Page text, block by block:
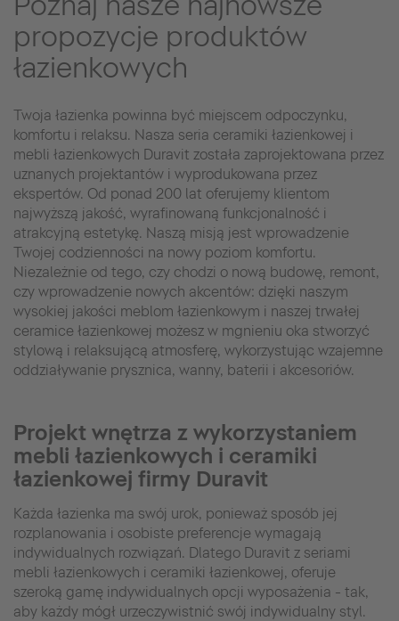
propozycje produktów
łazienkowych
Twoja łazienka powinna być miejscem odpoczynku,
komfortu i relaksu. Nasza seria ceramiki łazienkowej i
mebli łazienkowych Duravit została zaprojektowana przez
uznanych projektantów i wyprodukowana przez
ekspertów. Od ponad 200 lat oferujemy klientom
najwyższą jakość, wyrafinowaną funkcjonalność i
atrakcyjną estetykę. Naszą misją jest wprowadzenie
Twojej codzienności na nowy poziom komfortu.
Niezależnie od tego, czy chodzi o nową budowę, remont,
czy wprowadzenie nowych akcentów: dzięki naszym
wysokiej jakości meblom łazienkowym i naszej trwałej
ceramice łazienkowej możesz w mgnieniu oka stworzyć
stylową i relaksującą atmosferę, wykorzystując wzajemne
oddziaływanie prysznica, wanny, baterii i akcesoriów.
Projekt wnętrza z wykorzystaniem
mebli łazienkowych i ceramiki
łazienkowej firmy Duravit
Każda łazienka ma swój urok, ponieważ sposób jej
rozplanowania i osobiste preferencje wymagają
indywidualnych rozwiązań. Dlatego Duravit z seriami
mebli łazienkowych i ceramiki łazienkowej, oferuje
szeroką gamę indywidualnych opcji wyposażenia - tak,
aby każdy mógł urzeczywistnić swój indywidualny styl.